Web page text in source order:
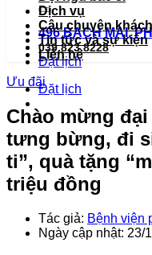
496 BẠCH MAI,
039.823.8228
Đặt lịch
Đặt lịch
Dịch vụ
Câu chuyện
Tin tức và sự kiện
Liên hệ
Ưu đãi
Chào mừng đại
tưng bừng, đi
ti”, quà tặng
triệu đồng
Tác giả: Bệnh viện
Ngày cập nhật: 23/